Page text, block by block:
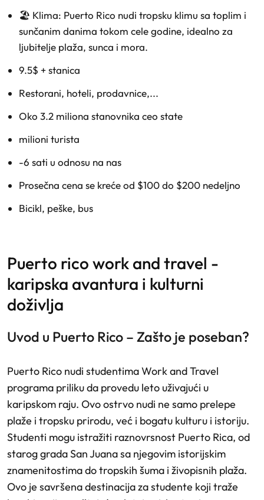
🏖️ Klima: Puerto Rico nudi tropsku klimu sa toplim i
sunčanim danima tokom cele godine, idealno za
ljubitelje plaža, sunca i mora.
9.5$ + stanica
Restorani, hoteli, prodavnice,...
Oko 3.2 miliona stanovnika ceo state
milioni turista
-6 sati u odnosu na nas
Prosečna cena se kreće od $100 do $200 nedeljno
Bicikl, peške, bus
puerto rico work and travel -
karipska avantura i kulturni
doživlja
Uvod u Puerto Rico – Zašto je poseban?
Puerto Rico nudi studentima Work and Travel
programa priliku da provedu leto uživajući u
karipskom raju. Ovo ostrvo nudi ne samo prelepe
plaže i tropsku prirodu, već i bogatu kulturu i istoriju.
Studenti mogu istražiti raznovrsnost Puerto Rica, od
starog grada San Juana sa njegovim istorijskim
znamenitostima do tropskih šuma i živopisnih plaža.
Ovo je savršena destinacija za studente koji traže